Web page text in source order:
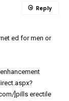
ed for men or
]pills erectile
Reply